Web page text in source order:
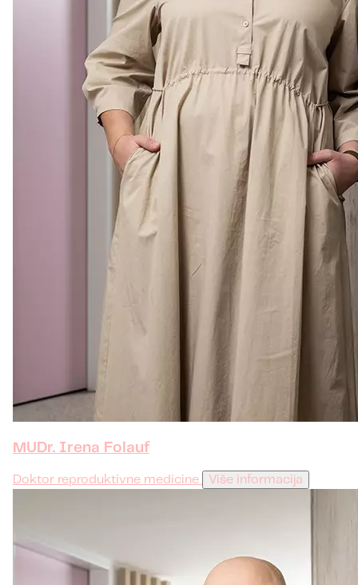
MUDr. Irena Folauf
Doktor reproduktivne medicine Više informacija